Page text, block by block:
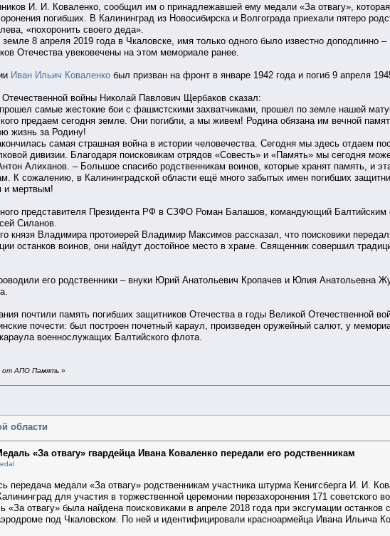
И. И. Коваленко, сообщил им о принадлежавшей ему медали «За отвагу»,
погибших. В Калининград из Новосибирска и Волгограда приехали пятеро
«похоронить своего деда».
8 апреля 2019 года в Чкаловске, имя только одного было известно доподлинно
Отечества увековечены на этом мемориале ранее.
Иван Ильич Коваленко был призван на фронт в январе 1942 года и погиб 9 апреля
войны Николай Павлович Щербаков сказал:
самые жестокие бои с фашистскими захватчиками, прошел по земле нашей
предаем сегодня земле. Они погибли, а мы живем! Родина обязана им вечной
жизнь за Родину!
самая страшная война в истории человечества. Сегодня мы здесь отдаем
дивизии. Благодаря поисковикам отрядов «Совесть» и «Память» мы сегодня
Алиханов. – Большое спасибо родственникам воинов, которые хранят память, и
К сожалению, в Калининградской области ещё много забытых имен погибших
и мертвым!
представителя Президента РФ в СЗФО Роман Балашов, командующий
Силанов.
князя Владимира протоиерей Владимир Максимов рассказал, что поисковики
останков воинов, они найдут достойное место в храме. Священник совершил
его родственники – внуки Юрий Анатольевич Кропачев и Юлия Анатольевна
почтили память погибших защитников Отечества в годы Великой Отечественной
почести: был построен почетный караул, произведен оружейный салют, у
военнослужащих Балтийского флота.
от АПО Память »
области
«За отвагу» гвардейца Ивана Коваленко передали его родственникам
медали «За отвагу» родственникам участника штурма Кенигсберга И. И.
для участия в торжественной церемонии перезахоронения 171 советского
отвагу» была найдена поисковиками в апреле 2018 года при эксгумации останков
под Чкаловском. По ней и идентифицировали красноармейца Ивана Ильича